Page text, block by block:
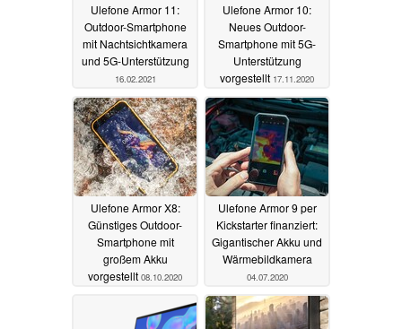
Ulefone Armor 11:
Outdoor-Smartphone
mit Nachtsichtkamera
und 5G-Unterstützung
16.02.2021
Ulefone Armor 10:
Neues Outdoor-
Smartphone mit 5G-
Unterstützung
vorgestellt 17.11.2020
Ulefone Armor X8:
Günstiges Outdoor-
Smartphone mit
großem Akku
vorgestellt 08.10.2020
Ulefone Armor 9 per
Kickstarter finanziert:
Gigantischer Akku und
Wärmebildkamera
04.07.2020